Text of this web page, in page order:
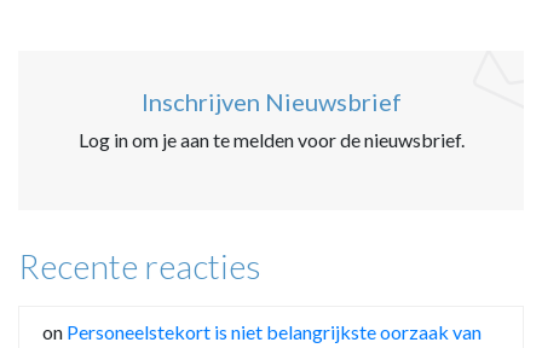
Inschrijven Nieuwsbrief
Log in om je aan te melden voor de nieuwsbrief.
Recente reacties
on Personeelstekort is niet belangrijkste oorzaak van